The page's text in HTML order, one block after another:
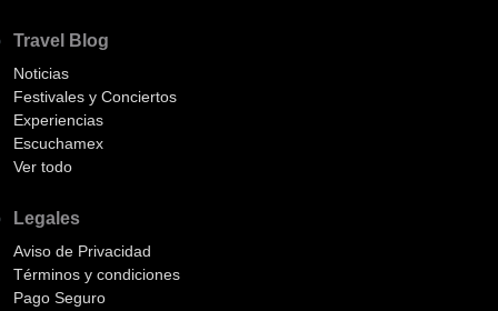
Travel Blog
Noticias
Festivales y Conciertos
Experiencias
Escuchamex
Ver todo
Legales
Aviso de Privacidad
Términos y condiciones
Pago Seguro